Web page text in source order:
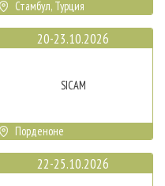
Стамбул, Турция
20-23.10.2026
SICAM
Порденоне
22-25.10.2026